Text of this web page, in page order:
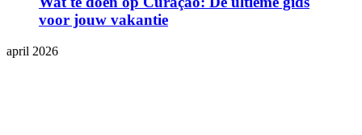
voor jouw vakantie
april 2026